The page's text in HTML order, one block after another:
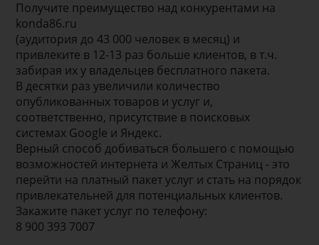
Получите преимущество над конкурентами на
konda86.ru
(аудитория до 43 000 человек в месяц) и
привлеките в 12-13 раз больше клиентов, в т.ч.
забирая их у владельцев бесплатного пакета.
В десятки раз увеличили количество
опубликованных товаров и услуг и,
соответственно, присутствие в поисковых
системах Google и Яндекс.
Верный способ добиваться большего с помощью
возможностей интернета и Желтых Страниц - это
перейти на платный пакет услуг и стать на порядок
привлекательней для потенциальных клиентов.
Закажите пакет услуг по телефону:
8 900 393 7007